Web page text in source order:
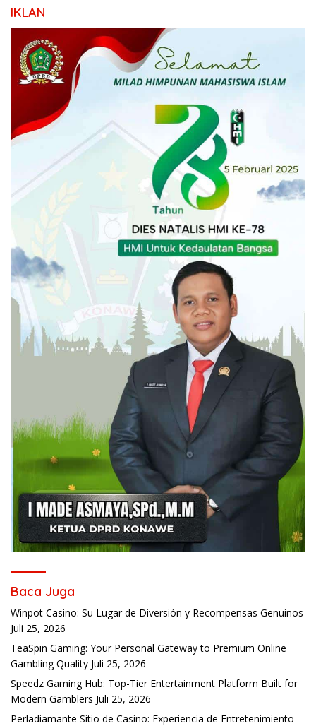
IKLAN
Baca Juga
Winpot Casino: Su Lugar de Diversión y Recompensas Genuinos
Juli 25, 2026
TeaSpin Gaming: Your Personal Gateway to Premium Online
Gambling Quality Juli 25, 2026
Speedz Gaming Hub: Top-Tier Entertainment Platform Built for
Modern Gamblers Juli 25, 2026
Perladiamante Sitio de Casino: Experiencia de Entretenimiento